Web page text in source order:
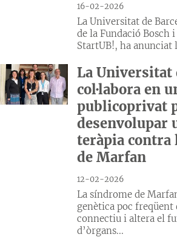
16-02-2026
La Universitat de
de la Fundació Bosch
StartUB!, ha anunciat
La Universitat
col·labora en
publicoprivat
desenvolupar
teràpia contra
de Marfan
12-02-2026
La síndrome de
genètica poc
connectiu i altera el
d’òrgans...